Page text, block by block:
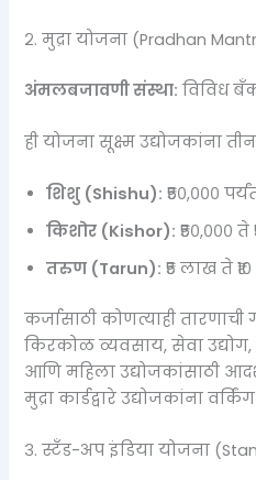
२. मुद्रा योजना (Pradhan
अंमलबजावणी संस्था: विविध
ही योजना सूक्ष्म उद्योजकांना
शिशु (Shishu): ₹५०,०००
किशोर (Kishor): ₹५०,००० ते
तरुण (Tarun): ₹५ लाख ते
कर्जासाठी कोणत्याही तारणाची
किरकोळ व्यवसाय, सेवा उद्योग,
आणि महिला उद्योजकांसाठी
मुद्रा कार्डद्वारे उद्योजकांना
३. स्टँड-अप इंडिया योजना